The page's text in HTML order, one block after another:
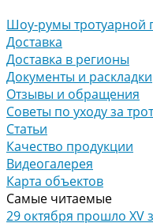
Шоу-румы тротуарной
Доставка
Доставка в регионы
Документы и раскладки
Отзывы и обращения
Советы по уходу за
Статьи
Качество продукции
Видеогалерея
Карта объектов
Самые читаемые
29 октября прошло XV